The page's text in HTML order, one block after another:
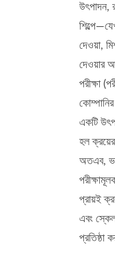
উৎপাদন,
দেওয়া,
দেওয়ার
পরীক্ষা
একটি
হল
অতএব,
প্রায়ই
এবং
প্রতিষ্ঠা